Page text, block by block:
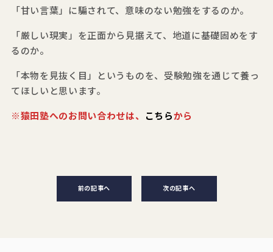
「甘い言葉」に騙されて、意味のない勉強をするのか。
「厳しい現実」を正面から見据えて、地道に基礎固めをす
るのか。
「本物を見抜く目」というものを、受験勉強を通じて養っ
てほしいと思います。
※猿田塾へのお問い合わせは、 こちらから
前の記事へ 次の記事へ